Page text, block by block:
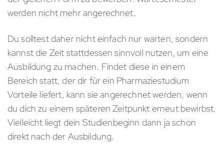
werden nicht mehr angerechnet.
Du solltest daher nicht einfach nur warten, sondern
kannst die Zeit stattdessen sinnvoll nutzen, um eine
Ausbildung zu machen. Findet diese in einem
Bereich statt, der dir für ein Pharmaziestudium
Vorteile liefert, kann sie angerechnet werden, wenn
du dich zu einem späteren Zeitpunkt erneut bewirbst.
Vielleicht liegt dein Studienbeginn dann ja schon
direkt nach der Ausbildung.